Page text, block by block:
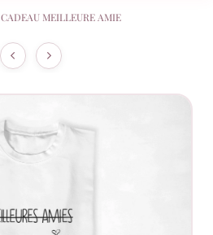
CADEAU MEILLEURE AMIE